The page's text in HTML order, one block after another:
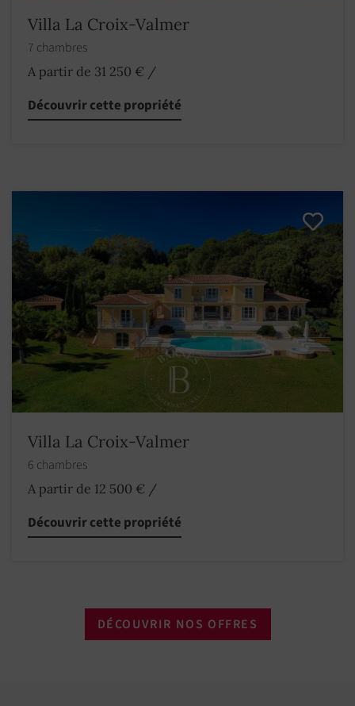
Villa La Croix-Valmer
7 chambres
A partir de 31 250 € /
Découvrir cette propriété
Villa La Croix-Valmer
6 chambres
A partir de 12 500 € /
Découvrir cette propriété
DÉCOUVRIR NOS OFFRES